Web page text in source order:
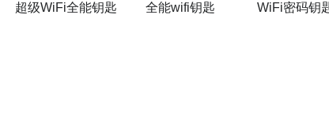
超级WiFi全能钥匙 全能wifi钥匙 WiFi密码钥